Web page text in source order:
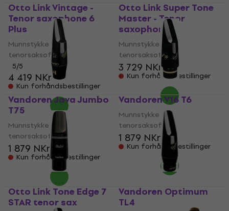
Otto Link Vintage -
Tenor saxophone 6
Plus
Munnstykke for
tenorsaksofon
5/5
4 419 NKr
Kun forhåndsbestillinger
Otto Link Super Tone
Master - Tenor
saxophone 6
Munnstykke for
tenorsaksofon
3 729 NKr
Kun forhåndsbestillinger
Vandoren Java Jumbo
T75
Munnstykke for
tenorsaksofon
1 879 NKr
Kun forhåndsbestillinger
Vandoren V16 T6
Munnstykke for
tenorsaksofon
1 879 NKr
Kun forhåndsbestillinger
Otto Link Tone Edge 7
STAR tenor sax
Vandoren Optimum
TL4